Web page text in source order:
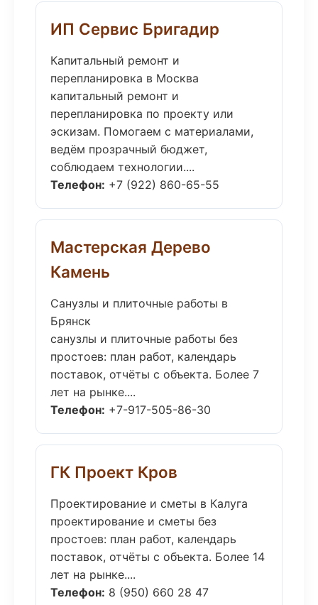
ИП Сервис Бригадир
Капитальный ремонт и
перепланировка в Москва
капитальный ремонт и
перепланировка по проекту или
эскизам. Помогаем с материалами,
ведём прозрачный бюджет,
соблюдаем технологии....
Телефон: +7 (922) 860-65-55
Мастерская Дерево
Камень
Санузлы и плиточные работы в
Брянск
санузлы и плиточные работы без
простоев: план работ, календарь
поставок, отчёты с объекта. Более 7
лет на рынке....
Телефон: +7-917-505-86-30
ГК Проект Кров
Проектирование и сметы в Калуга
проектирование и сметы без
простоев: план работ, календарь
поставок, отчёты с объекта. Более 14
лет на рынке....
Телефон: 8 (950) 660 28 47